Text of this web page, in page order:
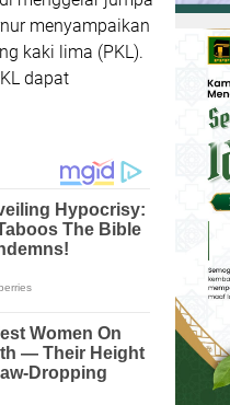
menyampaikan
kaki lima (PKL).
dapat